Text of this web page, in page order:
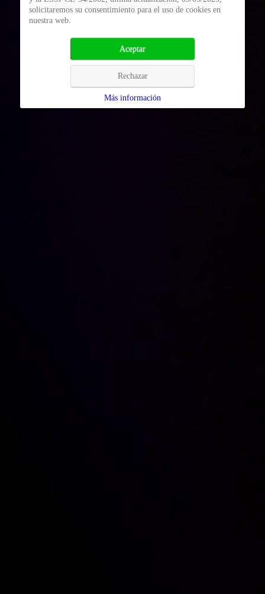
solicitaremos su consentimiento para el uso de cookies en
nuestra web.
Aceptar
Rechazar
Más información